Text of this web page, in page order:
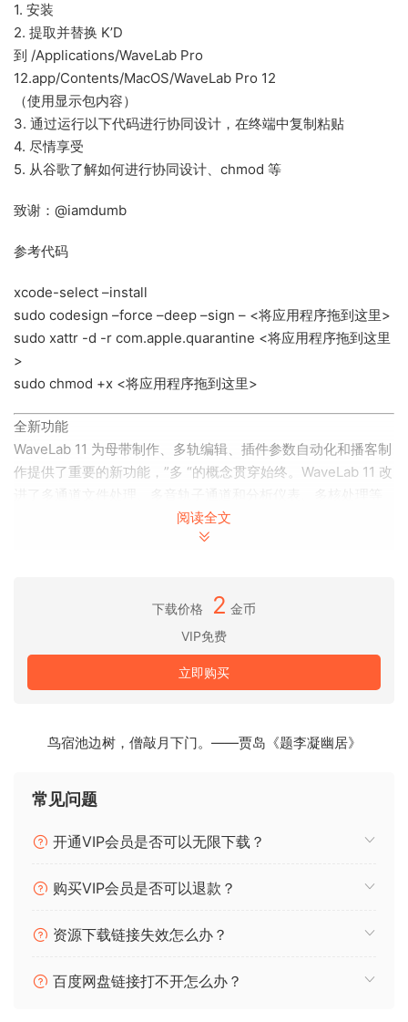
1. 安装
2. 提取并替换 K’D
到 /Applications/WaveLab Pro
12.app/Contents/MacOS/WaveLab Pro 12
（使用显示包内容）
3. 通过运行以下代码进行协同设计，在终端中复制粘贴
4. 尽情享受
5. 从谷歌了解如何进行协同设计、chmod 等
致谢：@iamdumb
参考代码
xcode-select –install
sudo codesign –force –deep –sign – <将应用程序拖到这里>
sudo xattr -d -r com.apple.quarantine <将应用程序拖到这里
>
sudo chmod +x <将应用程序拖到这里>
全新功能
WaveLab 11 为母带制作、多轨编辑、插件参数自动化和播客制
作提供了重要的新功能，”多 “的概念贯穿始终。WaveLab 11 改
功能，进一步提升了其作为真正母带制作艺术的地位。
multitrack editing, plug-in parameter automation and
podcast production, WaveLab 11 has the concept of “multi”
running throughout it. With improved multi-channel file
handling, multiple track sub-lanes and analysis meters,
multitrack editing, plug-in parameter automation and
running throughout it. With improved multi-channel file
multi-core processing and more, WaveLab further
阅读全文
下载价格 2 金币
VIP免费
立即购买
鸟宿池边树，僧敲月下门。——贾岛《题李凝幽居》
常见问题
开通VIP会员是否可以无限下载？
购买VIP会员是否可以退款？
资源下载链接失效怎么办？
百度网盘链接打不开怎么办？